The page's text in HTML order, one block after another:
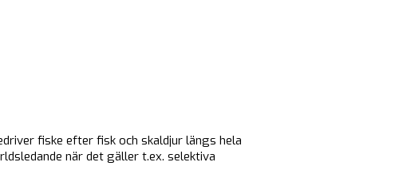
fiske efter fisk och skaldjur längs hela
när det gäller t.ex. selektiva